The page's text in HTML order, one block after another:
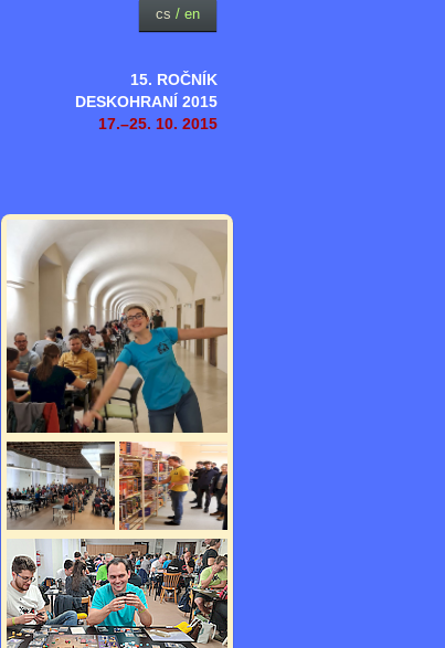
15. ROČNÍK
DESKOHRANÍ 2015
17.–25. 10. 2015
cs / en